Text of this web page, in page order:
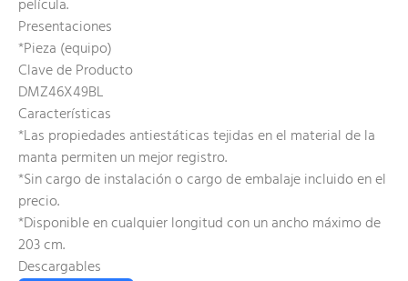
película.
Presentaciones
*Pieza (equipo)
Clave de Producto
DMZ46X49BL
Características
*Las propiedades antiestáticas tejidas en el material de la
manta permiten un mejor registro.
*Sin cargo de instalación o cargo de embalaje incluido en el
precio.
*Disponible en cualquier longitud con un ancho máximo de
203 cm.
Descargables